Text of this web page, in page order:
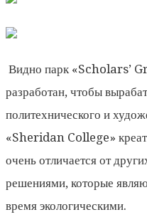
Видно парк «Scholars’
разработан, чтобы
политехнического и
«Sheridan College»
очень отличается от
решениями, которые
время экологическими.